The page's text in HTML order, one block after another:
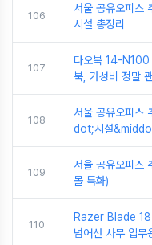
106
서울 공유오피스
시설 총정리
107
다오북 14-N100
북, 가성비 정말
108
서울 공유오피스
dot;시설
109
서울 공유오피스
몰 특화)
110
Razer Blade
넘어선 사무 업무